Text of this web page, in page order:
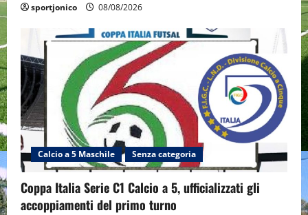
sportjonico 08/08/2026
Calcio a 5 Maschile Senza categoria
Coppa Italia Serie C1 Calcio a 5, ufficializzati gli
accoppiamenti del primo turno